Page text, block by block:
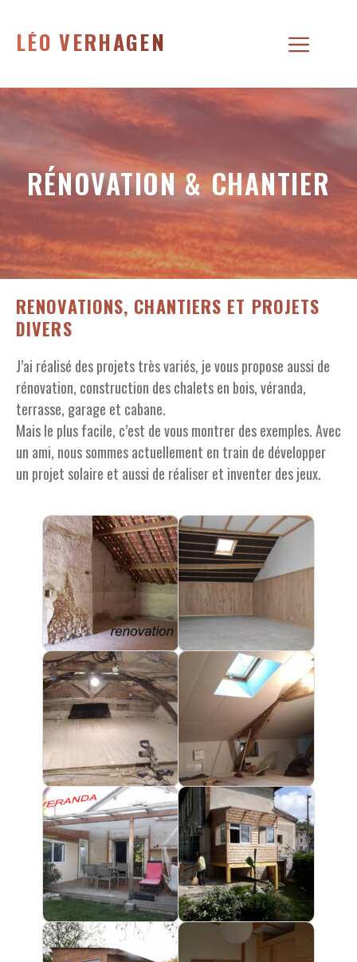
contenu
LÉO VERHAGEN Menu
RÉNOVATION & CHANTIER
RENOVATIONS, CHANTIERS ET PROJETS
DIVERS
J’ai réalisé des projets très variés, je vous propose aussi de
rénovation, construction des chalets en bois, véranda,
terrasse, garage et cabane.
Mais le plus facile, c’est de vous montrer des exemples. Avec
un ami, nous sommes actuellement en train de développer
un projet solaire et aussi de réaliser et inventer des jeux.